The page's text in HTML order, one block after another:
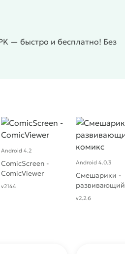
— быстро и бесплатно! Без
ComicScreen -
ComicViewer
Android 4.2
v2144
Смешарики -
развивающий
комикс
Android 4.0.3
v2.2.6